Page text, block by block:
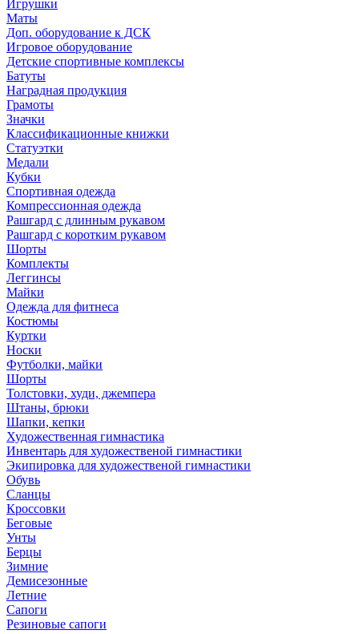
Игрушки
Маты
Доп. оборудование к ДСК
Игровое оборудование
Детские спортивные комплексы
Батуты
Наградная продукция
Грамоты
Значки
Классификационные книжки
Статуэтки
Медали
Кубки
Спортивная одежда
Компрессионная одежда
Рашгард с длинным рукавом
Рашгард с коротким рукавом
Шорты
Комплекты
Леггинсы
Майки
Одежда для фитнеса
Костюмы
Куртки
Носки
Футболки, майки
Шорты
Толстовки, худи, джемпера
Штаны, брюки
Шапки, кепки
Художественная гимнастика
Инвентарь для художественой гимнастики
Экипировка для художественой гимнастики
Обувь
Сланцы
Кроссовки
Беговые
Унты
Берцы
Зимние
Демисезонные
Летние
Сапоги
Резиновые сапоги